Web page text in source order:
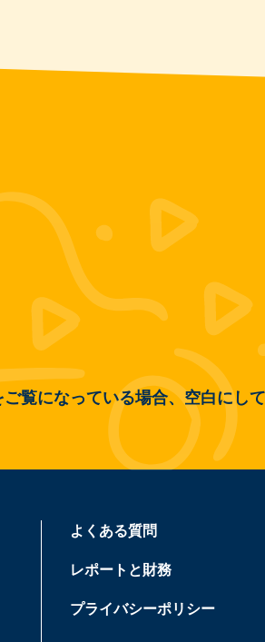
覧になっている場合、空白にして
よくある質問
レポートと財務
プライバシーポリシー